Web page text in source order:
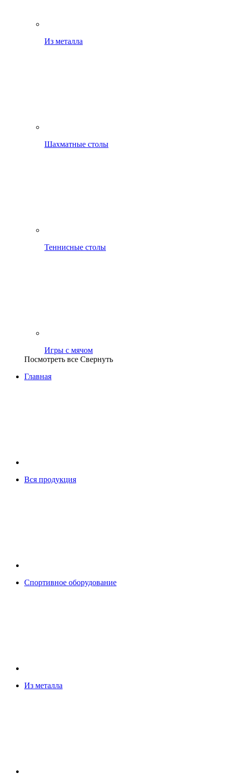
Из металла
Шахматные столы
Теннисные столы
Игры с мячом
Посмотреть все Свернуть
Главная
Вся продукция
Спортивное оборудование
Из металла